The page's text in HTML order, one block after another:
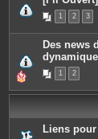
1 2 3
Des news
dynamique
1 2
Liens